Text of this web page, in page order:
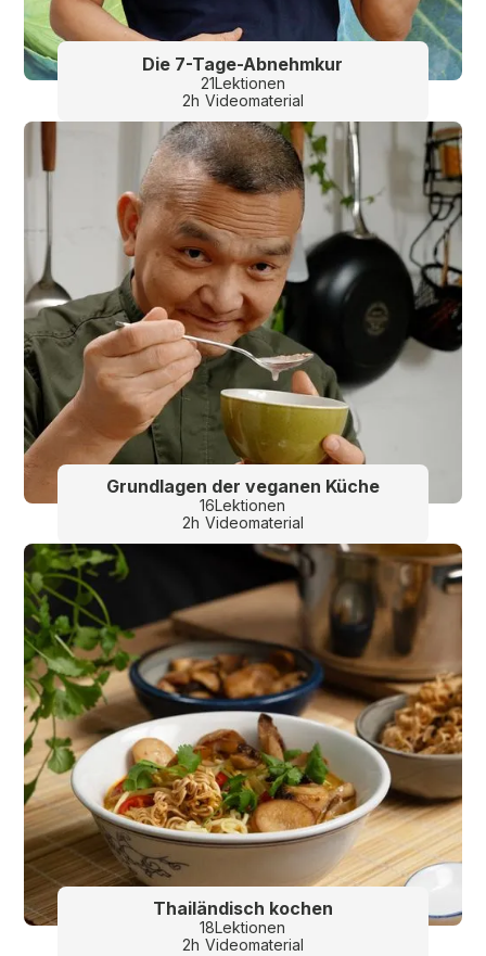
Die 7-Tage-Abnehmkur
21Lektionen
2h Videomaterial
Grundlagen der veganen Küche
16Lektionen
2h Videomaterial
Thailändisch kochen
18Lektionen
2h Videomaterial